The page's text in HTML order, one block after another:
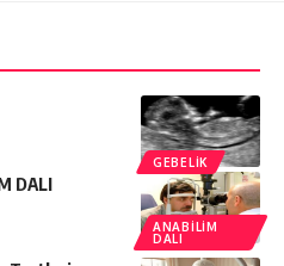
GEBELIK
ANABILIM
DALI
DALI